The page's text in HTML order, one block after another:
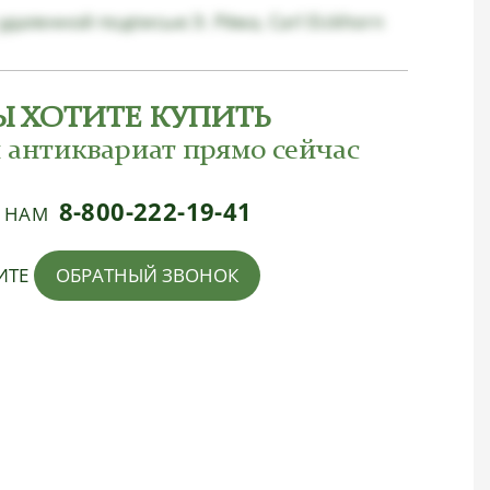
подписью Э. Рёма, Carl Eickhorn
ХОТИТЕ КУПИТЬ
прямо сейчас
НАМ 8-800-222-19-41
ОБРАТНЫЙ ЗВОНОК